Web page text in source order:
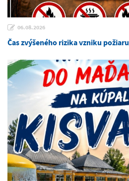
06.08.2026
Čas zvýšeného rizika vzniku požiaru